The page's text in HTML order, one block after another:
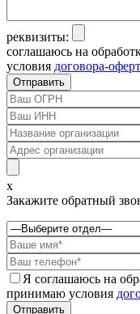
реквизиты:
соглашаюсь на
условия договора-
x
Закажите обратный
Я соглашаюсь на
принимаю условия